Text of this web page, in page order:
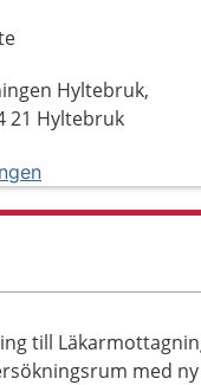
Hyltebruk,
21 Hyltebruk
till
med